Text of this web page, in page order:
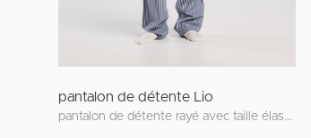
pantalon de détente Lio
pantalon de détente rayé avec taille élastique